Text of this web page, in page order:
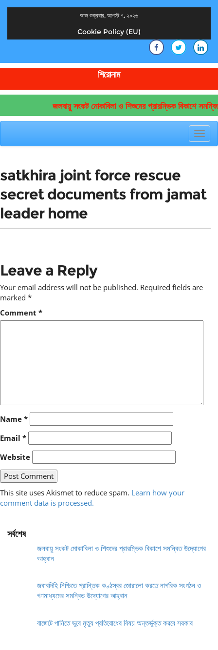
আজ শুক্রবার, আগস্ট ৭, ২০২৬
Cookie Policy (EU)
শিরোনাম
জলবায়ু সংকট মোকাবিলা ও শিশুদের প্রারম্ভিক বিকাশে
satkhira joint force rescue
secret documents from jamat
leader home
Leave a Reply
Your email address will not be published. Required fields are
marked *
Comment *
Name *
Email *
Website
This site uses Akismet to reduce spam. Learn how your
comment data is processed.
সর্বশেষ
জলবায়ু সংকট মোকাবিলা ও শিশুদের প্রারম্ভিক বিকাশে সমন্বিত উদ্যোগের
আহ্বান
জবাবদিহি নিশ্চিতে প্রান্তিক কণ্ঠস্বর জোরালো করতে নাগরিক সংগঠন ও
গণমাধ্যমের সমন্বিত উদ্যোগের আহ্বান
বাজেটে পানিতে ডুবে মৃত্যু প্রতিরোধের বিষয় অন্তর্ভুক্ত করবে সরকার